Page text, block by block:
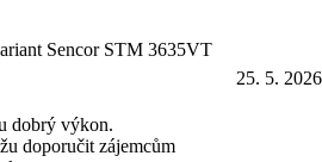
Sencor STM 3635VT
25. 5. 2026
dobrý výkon.
doporučit zájemcům